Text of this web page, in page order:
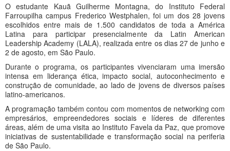
O estudante Kauã Guilherme Montagna, do Instituto Federal
Farroupilha campus Frederico Westphalen, foi um dos 28 jovens
escolhidos entre mais de 1.500 candidatos de toda a América
Latina para participar presencialmente da Latin American
Leadership Academy (LALA), realizada entre os dias 27 de junho e
2 de agosto, em São Paulo.
Durante o programa, os participantes vivenciaram uma imersão
intensa em liderança ética, impacto social, autoconhecimento e
construção de comunidade, ao lado de jovens de diversos países
latino-americanos.
A programação também contou com momentos de networking com
empresários, empreendedores sociais e líderes de diferentes
áreas, além de uma visita ao Instituto Favela da Paz, que promove
iniciativas de sustentabilidade e transformação social na periferia
de São Paulo.